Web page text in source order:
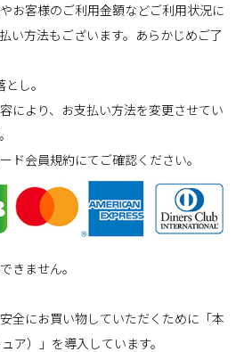
お客様のご利用金額などご利用状況に
い方法もございます。あらかじめご了
し。
により、お支払い方法を変更させてい
ド会員規約にてご確認ください。
きません。
全にお買い物していただくために「本
ア）」を導入しています。